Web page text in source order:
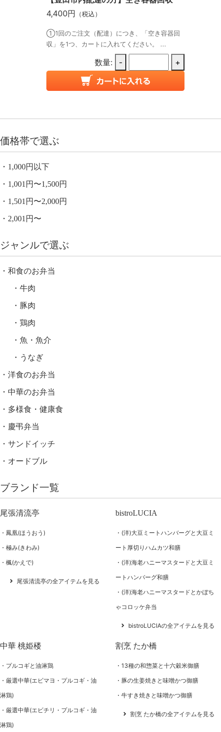
4,400円 （税込）
①1回のご注文（配達）につき、「空き容器回
収」を1つ、カートに入れてください。 ...
数量: - +
価格帯で選ぶ
1,000円以下
1,001円〜1,500円
1,501円〜2,000円
2,001円〜
ジャンルで選ぶ
和食のお弁当
牛肉
豚肉
鶏肉
魚・魚介
うなぎ
洋食のお弁当
中華のお弁当
多様食・健康食
慶弔弁当
サンドイッチ
オードブル
ブランド一覧
尾張清流亭
鳳凰(ほうおう)
極み(きわみ)
楓(かえで)
尾張清流亭の全アイテムを見る
bistroLUCIA
(洋)大豆ミートハンバーグと大豆ミ
ート厚切りハムカツ和膳
(洋)海老ハニーマスタードと大豆ミ
ートハンバーグ和膳
(洋)海老ハニーマスタードとかぼち
ゃコロッケ弁当
bistroLUCIAの全アイテムを見る
中華 桃姫楼
プルコギと油淋鶏
厳選中華(エビマヨ・プルコギ・油
淋鶏)
厳選中華(エビチリ・プルコギ・油
淋鶏)
割烹 たか橋
13種の和惣菜と十六穀米御膳
豚の生姜焼きと味噌かつ御膳
牛すき焼きと味噌かつ御膳
割烹 たか橋の全アイテムを見る